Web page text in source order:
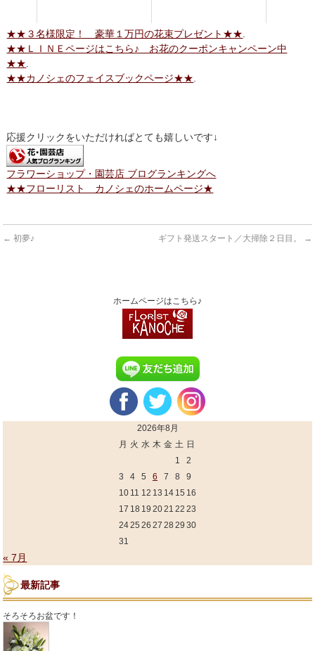
★★３名様限定！ 豪華１万円の花束プレゼント★★.
★★ＬＩＮＥページはこちら♪ お花のクーポンキャンペーン中
★★.
★★カノシェのフェイスブックページ★★.
応援クリックをいただければとても嬉しいです↓
フラワーショップ・園芸店 ブログランキングへ
★★フローリスト カノシェのホームページ★
← 初夢♪ ギフト発送スタート／大掃除２日目。 →
ホームページはこちら♪
2026年8月
月 火 水 木 金 土 日
1
2
3
4 5 6 7 8
9
10 11 12 13 14 15 16
17 18 19 2021 22 23
2425 26 27 28 29 30
31
« 7月
最新記事
そろそろお盆です！